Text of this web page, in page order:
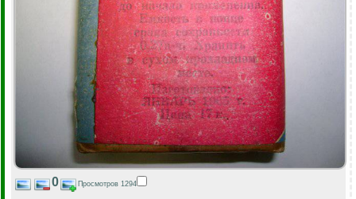
0 Просмотров 1294